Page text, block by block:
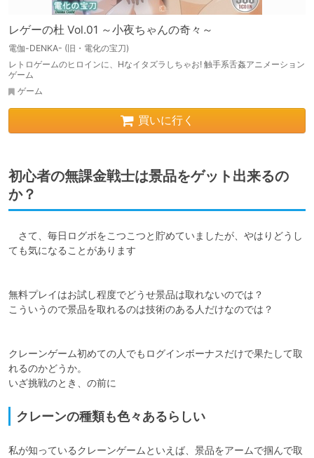
レゲーの杜 Vol.01 ～小夜ちゃんの奇々～
電伽-DENKA- (旧・電化の宝刀)
レトロゲームのヒロインに、Hなイタズラしちゃお! 触手系舌姦アニメーション
ゲーム
ゲーム
買いに行く
初心者の無課金戦士は景品をゲット出来るの
か？
さて、毎日ログボをこつこつと貯めていましたが、やはりどうし
ても気になることがあります
無料プレイはお試し程度でどうせ景品は取れないのでは？
こういうので景品を取れるのは技術のある人だけなのでは？
クレーンゲーム初めての人でもログインボーナスだけで果たして取
れるのかどうか。
いざ挑戦のとき、の前に
クレーンの種類も色々あるらしい
私が知っているクレーンゲームといえば、景品をアームで掴んで取